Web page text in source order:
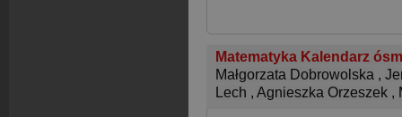
Matematyka Kalendarz
Małgorzata Dobrowolska ,
Lech , Agnieszka Orzeszek ,